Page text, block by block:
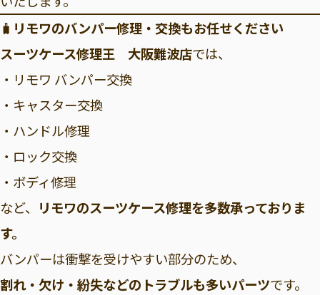
🧳 リモワのバンパー修理・交換もお任せください
スーツケース修理王 大阪難波店では、
・リモワ バンパー交換
・キャスター交換
・ハンドル修理
・ロック交換
・ボディ修理
など、
リモワのスーツケース修理を多数承っておりま
す。
バンパーは衝撃を受けやすい部分のため、
割れ・欠け・紛失などのトラブルも多いパーツです。